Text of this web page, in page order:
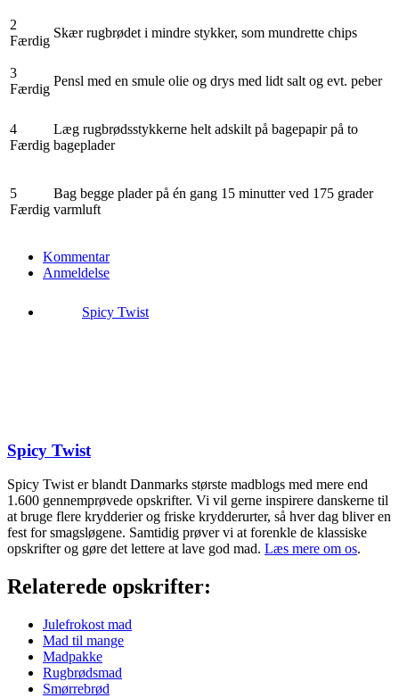
2
Færdig
Skær rugbrødet i mindre stykker, som mundrette chips
3
Færdig
Pensl med en smule olie og drys med lidt salt og evt. peber
4
Færdig
Læg rugbrødsstykkerne helt adskilt på bagepapir på to
bageplader
5
Færdig
Bag begge plader på én gang 15 minutter ved 175 grader
varmluft
Kommentar
Anmeldelse
Spicy Twist
Spicy Twist
Spicy Twist er blandt Danmarks største madblogs med mere end
1.600 gennemprøvede opskrifter. Vi vil gerne inspirere danskerne til
at bruge flere krydderier og friske krydderurter, så hver dag bliver en
fest for smagsløgene. Samtidig prøver vi at forenkle de klassiske
opskrifter og gøre det lettere at lave god mad. Læs mere om os.
Relaterede opskrifter:
Julefrokost mad
Mad til mange
Madpakke
Rugbrødsmad
Smørrebrød